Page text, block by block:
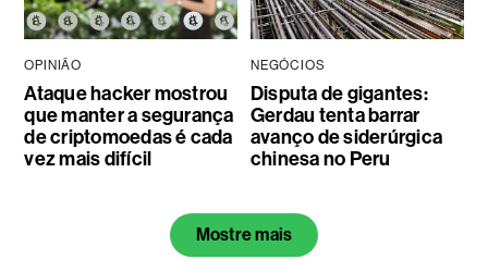
OPINIÃO
Ataque hacker mostrou
que manter a segurança
de criptomoedas é cada
vez mais difícil
NEGÓCIOS
Disputa de gigantes:
Gerdau tenta barrar
avanço de siderúrgica
chinesa no Peru
Mostre mais